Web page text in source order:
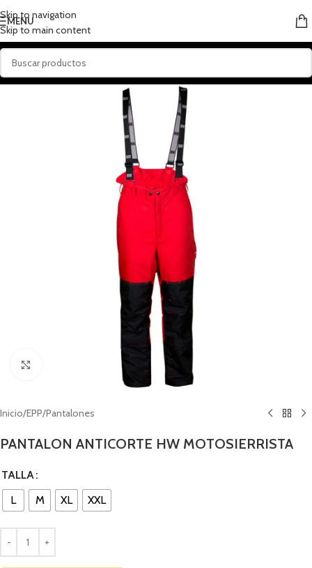
Skip to navigation
Skip to main content
MENU
Inicio/EPP/Pantalones
PANTALON ANTICORTE HW MOTOSIERRISTA
TALLA
L
M XL XXL